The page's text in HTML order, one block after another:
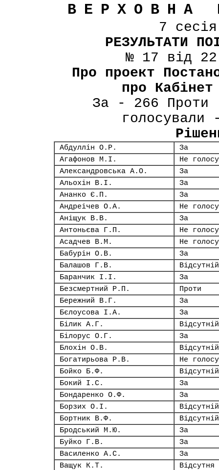
ВЕРХОВНА
7
РЕЗУЛЬТАТИ
№ 17 від
Про проект
про Кабінет
За - 266 Проти
Абдуллін О.Р.
За
Агафонов М.І.
Не
Александровська А.О.
За
Альохін В.І.
За
Ананко Є.П.
За
Андреічев О.А.
Не
Аніщук В.В.
За
Антоньєва Г.П.
Не
Асадчев В.М.
Не
Бабурін О.В.
За
Балашов Г.В.
Відсутній
Баранчик І.І.
За
Безсмертний Р.П.
Проти
Бережний В.Г.
За
Бєлоусова І.А.
За
Білик А.Г.
Відсутній
Білорус О.Г.
За
Блохін О.В.
Відсутній
Богатирьова Р.В.
Не
Бойко Б.Ф.
Відсутній
Бокий І.С.
За
Бондаренко О.Ф.
За
Борзих О.І.
Відсутній
Бортник В.Ф.
Відсутній
Бродський М.Ю.
За
Буйко Г.В.
За
Василенко А.С.
За
Ващук К.Т.
Відсутня